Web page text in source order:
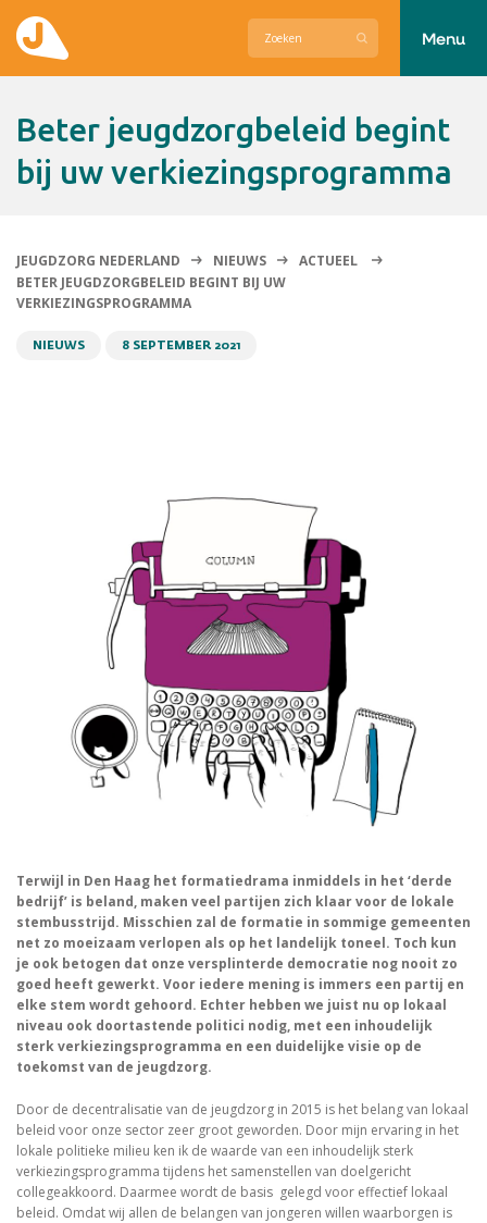
Hier zetten wij ons voor in
Contact
Menu
Beter jeugdzorgbeleid begint
bij uw verkiezingsprogramma
JEUGDZORG NEDERLAND NIEUWS
ACTUEEL
BETER JEUGDZORGBELEID BEGINT BIJ UW
VERKIEZINGSPROGRAMMA
NIEUWS 8 SEPTEMBER 2021
Terwijl in Den Haag het formatiedrama inmiddels in het ‘derde
bedrijf’ is beland, maken veel partijen zich klaar voor de lokale
stembusstrijd. Misschien zal de formatie in sommige gemeenten
net zo moeizaam verlopen als op het landelijk toneel. Toch kun
je ook betogen dat onze versplinterde democratie nog nooit zo
goed heeft gewerkt. Voor iedere mening is immers een partij en
elke stem wordt gehoord. Echter hebben we juist nu op lokaal
niveau ook doortastende politici nodig, met een inhoudelijk
sterk verkiezingsprogramma en een duidelijke visie op de
toekomst van de jeugdzorg.
Door de decentralisatie van de jeugdzorg in 2015 is het belang van lokaal
beleid voor onze sector zeer groot geworden. Door mijn ervaring in het
lokale politieke milieu ken ik de waarde van een inhoudelijk sterk
verkiezingsprogramma tijdens het samenstellen van doelgericht
collegeakkoord. Daarmee wordt de basis gelegd voor effectief lokaal
beleid. Omdat wij allen de belangen van jongeren willen waarborgen is